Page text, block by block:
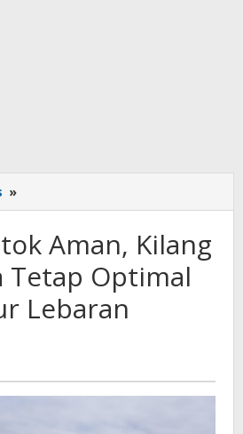
»
Stok
Kilang
Pertamina
Tetap
Optimal
Meski
Aman, Kilang
Tetap Optimal
Lebaran